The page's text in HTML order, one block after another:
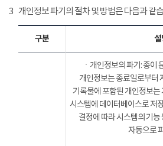
3 개인정보 파기의 절차 및 방법은 다음과 같
구분 설
ㆍ개인정보의 파기: 종이
개인정보는 종료일로부터
기록물에 포함된 개인정보는
시스템에 데이터베이스로 저
결정에 따라 시스템의 기능
자동으로